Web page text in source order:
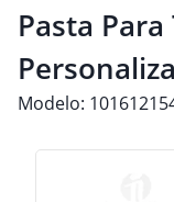
Pasta
Modelo: